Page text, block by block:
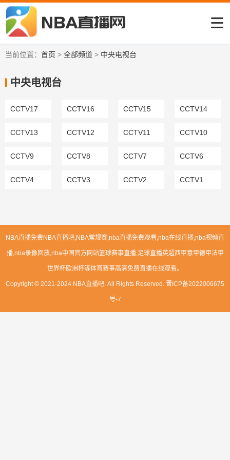
当前位置： 首页 > 全部频道 > 中央电视台
中央电视台
CCTV17 CCTV16 CCTV15 CCTV14
CCTV13 CCTV12 CCTV11 CCTV10
CCTV9 CCTV8 CCTV7 CCTV6
CCTV4 CCTV3 CCTV2 CCTV1
NBA直播免费NBA直播吧,NBA常规赛,nba直播免费观看,nba在线直播,nba视频直
播,nba录像回放,nba中国官方网站篮球赛事直播,足球直播英超西甲意甲德甲法甲
世界杯欧洲杯等体育赛事高清免费直播在线观看。
Copyright © 2021-2024 NBA直播吧. All Rights Reserved. 晋ICP备2022006675
号-7